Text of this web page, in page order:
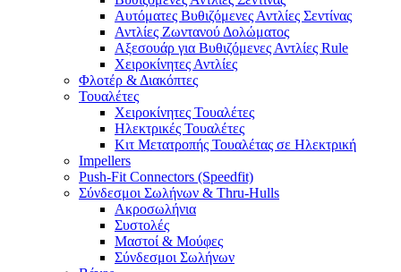
Αυτόματες Βυθιζόμενες Αντλίες Σεντίνας
Αντλίες Ζωντανού Δολώματος
Αξεσουάρ για Βυθιζόμενες Αντλίες Rule
Χειροκίνητες Αντλίες
Φλοτέρ & Διακόπτες
Τουαλέτες
Χειροκίνητες Τουαλέτες
Ηλεκτρικές Τουαλέτες
Κιτ Μετατροπής Τουαλέτας σε Ηλεκτρική
Impellers
Push-Fit Connectors (Speedfit)
Σύνδεσμοι Σωλήνων & Thru-Hulls
Ακροσωλήνια
Συστολές
Μαστοί & Μούφες
Σύνδεσμοι Σωλήνων